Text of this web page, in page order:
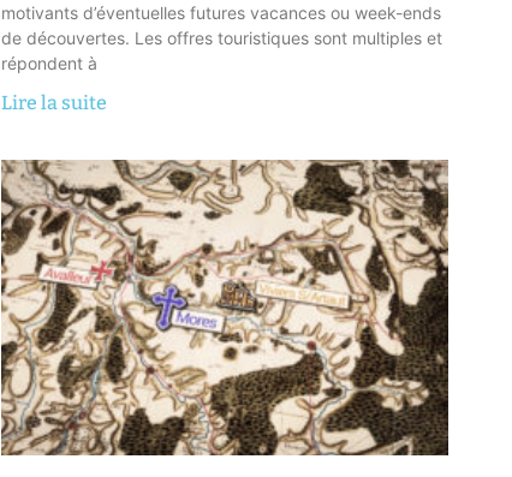
motivants d’éventuelles futures vacances ou week-ends
de découvertes. Les offres touristiques sont multiples et
répondent à
Lire la suite